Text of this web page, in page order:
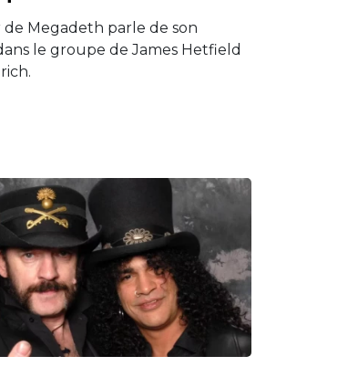
de Megadeth parle de son
le groupe de James Hetfield